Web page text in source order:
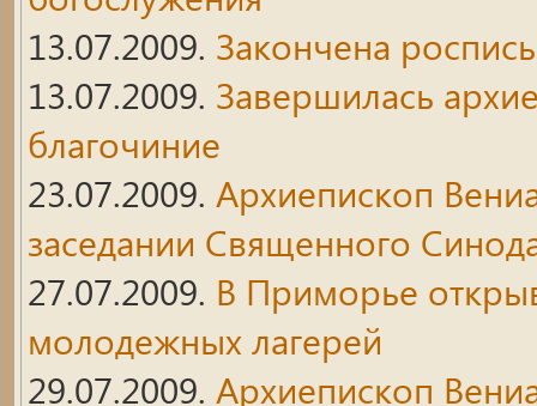
13.07.2009. Закончена
13.07.2009. Завершилась
благочиние
23.07.2009. Архиепископ
заседании Священного
27.07.2009. В Приморье
молодежных лагерей
29.07.2009. Архиепископ